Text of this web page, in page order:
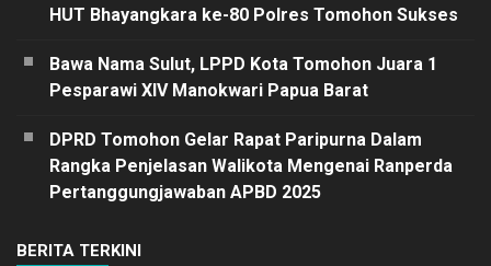
HUT Bhayangkara ke-80 Polres Tomohon Sukses
Bawa Nama Sulut, LPPD Kota Tomohon Juara 1
Pesparawi XIV Manokwari Papua Barat
DPRD Tomohon Gelar Rapat Paripurna Dalam
Rangka Penjelasan Walikota Mengenai Ranperda
Pertanggungjawaban APBD 2025
BERITA TERKINI